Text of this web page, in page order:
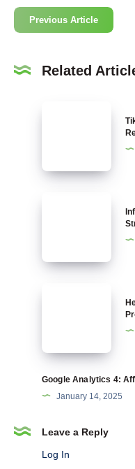
Previous Article
Related
Para
Kritik
Nasıl
Katılırım?
Google Analytics 4:
January 14, 2025
Leave a Reply
Log In